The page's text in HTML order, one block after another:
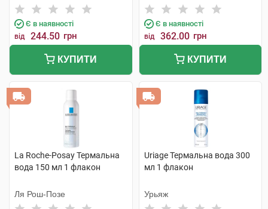
Є в наявності
від 244.50 грн
КУПИТИ
Є в наявності
від 362.00 грн
КУПИТИ
La Roche-Posay Термальна
вода 150 мл 1 флакон
Ля Рош-Позе
Uriage Термальна вода 300
мл 1 флакон
Урьяж